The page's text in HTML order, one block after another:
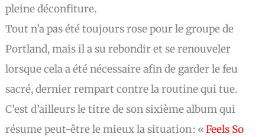
pleine déconfiture.
Tout n’a pas été toujours rose pour le groupe de
Portland, mais il a su rebondir et se renouveler
lorsque cela a été nécessaire afin de garder le feu
sacré, dernier rempart contre la routine qui tue.
C’est d’ailleurs le titre de son sixième album qui
résume peut-être le mieux la situation : «Feels So